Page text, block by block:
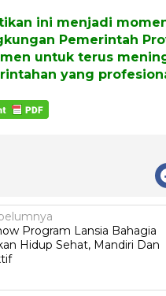
ini menjadi
Pemerintah
untuk terus
yang
Program Lansia Bahagia
Hidup Sehat, Mandiri Dan